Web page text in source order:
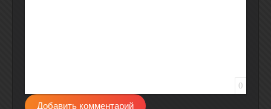
0
Добавить комментарий